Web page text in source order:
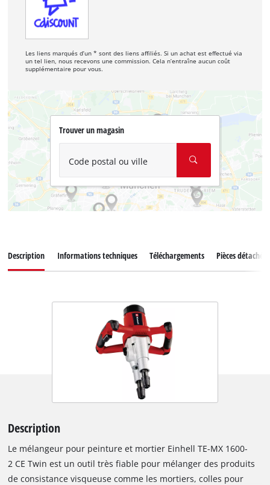
Les liens marqués d’un * sont des liens affiliés. Si un achat est effectué via
un tel lien, nous recevons une commission. Cela n’entraîne aucun coût
supplémentaire pour vous.
Trouver un magasin
Code postal ou ville
Description Informations techniques Téléchargements Pièces détachées
Description
Le mélangeur pour peinture et mortier Einhell TE-MX 1600-
2 CE Twin est un outil très fiable pour mélanger des produits
de consistance visqueuse comme les mortiers, colles pour